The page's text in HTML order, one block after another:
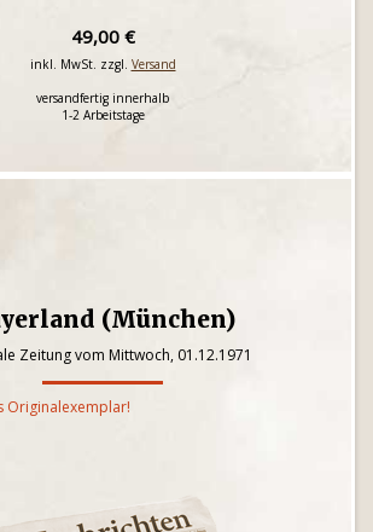
49,00 €
inkl. MwSt. zzgl. Versand
versandfertig innerhalb
1-2 Arbeitstage
(München)
Zeitung vom Mittwoch, 01.12.1971
Originalexemplar!